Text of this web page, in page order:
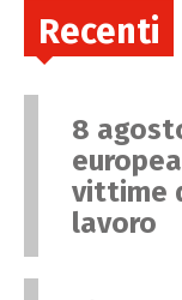
Recenti
8
vittime
lavoro